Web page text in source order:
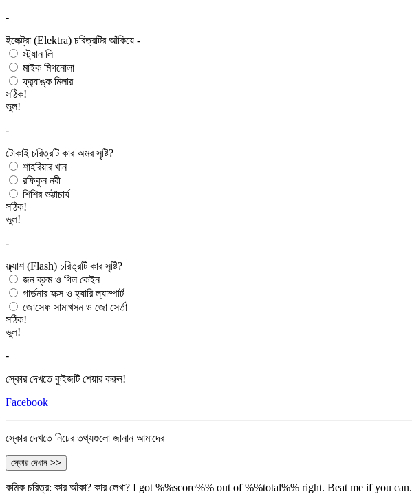
-
ইলেক্ট্রা (Elektra) চরিত্রটির আঁকিয়ে -
স্ট্যান লি
মাইক মিগনোলা
ফ্র‌্যাঙ্ক মিলার
সঠিক!
ভুল!
-
টোকাই চরিত্রটি কার অমর সৃষ্টি?
শাহরিয়ার খান
রফিকুন নবী
শিশির ভট্টাচার্য
সঠিক!
ভুল!
-
ফ্ল্যাশ (Flash) চরিত্রটি কার সৃষ্টি?
জন ব্রুম ও গিল কেইন
গার্ডনার ফক্স ও হ্যারি ল্যাম্পার্ট
জোসেফ সামাখসন ও জো সের্তা
সঠিক!
ভুল!
-
স্কোর দেখতে কুইজটি শেয়ার করুন!
Facebook
স্কোর দেখতে নিচের তথ্যগুলো জানান আমাদের
স্কোর দেখান >>
কমিক চরিত্র: কার আঁকা? কার লেখা? I got %%score%% out of %%total%% right. Beat me if you can.